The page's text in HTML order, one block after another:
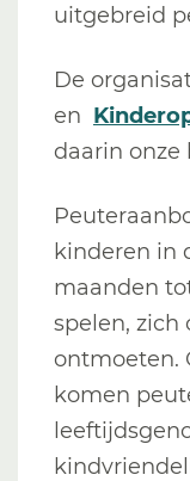
uitgebreid
De
en
daarin onze
kinderen in
maanden
spelen,
ontmoeten.
komen